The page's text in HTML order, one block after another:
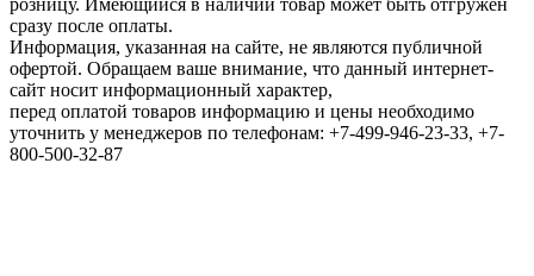
сразу после оплаты.
Информация, указанная на сайте, не являются публичной
офертой. Обращаем ваше внимание, что данный интернет-
сайт носит информационный характер,
перед оплатой товаров информацию и цены необходимо
уточнить у менеджеров по телефонам: +7-499-946-23-33, +7-
800-500-32-87